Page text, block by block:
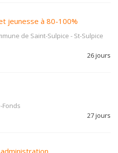
jeunesse à 80-100%
de Saint-Sulpice - St-Sulpice
26 jours
Fonds
27 jours